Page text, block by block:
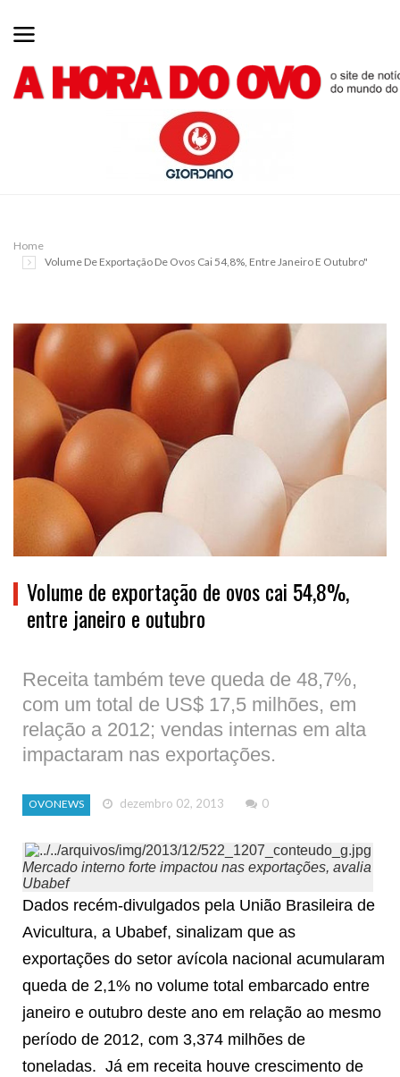
Home
Volume De Exportação De Ovos Cai 54,8%, Entre Janeiro E Outubro"
Volume de exportação de ovos cai 54,8%,
entre janeiro e outubro
Receita também teve queda de 48,7%,
com um total de US$ 17,5 milhões, em
relação a 2012; vendas internas em alta
impactaram nas exportações.
OVONEWS dezembro 02, 2013 0
Mercado interno forte impactou nas exportações, avalia
Ubabef
Dados recém-divulgados pela União Brasileira de
Avicultura, a Ubabef, sinalizam que as
exportações do setor avícola nacional acumularam
queda de 2,1% no volume total embarcado entre
janeiro e outubro deste ano em relação ao mesmo
período de 2012, com 3,374 milhões de
toneladas. Já em receita houve crescimento de